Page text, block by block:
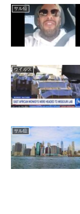
サル痘
ウイルス
サル痘